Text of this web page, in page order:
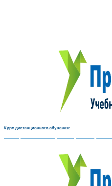
Курс дистанционного обучения: